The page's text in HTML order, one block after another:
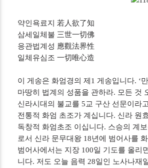
약인욕료지 若人欲了知
삼세일체불 三世一切佛
응관법계성 應觀法界性
일체유심조 一切唯心造
이 게송은 화엄경의 제1 게송입니다. ‘
마땅히 법계의 성품을 관하라. 모든 것
신라시대의 불교를 5교 구산 선문이라
전통적 화엄 초조가 계십니다. 신라 원
독창적 화엄초조 이십니다. 스승의 계
로서 신라 문무대왕 18년에 범어사를
범어사에서는 지장 100일 기도를 올리
니다. 저도 오늘 음력 28일인 노사나재